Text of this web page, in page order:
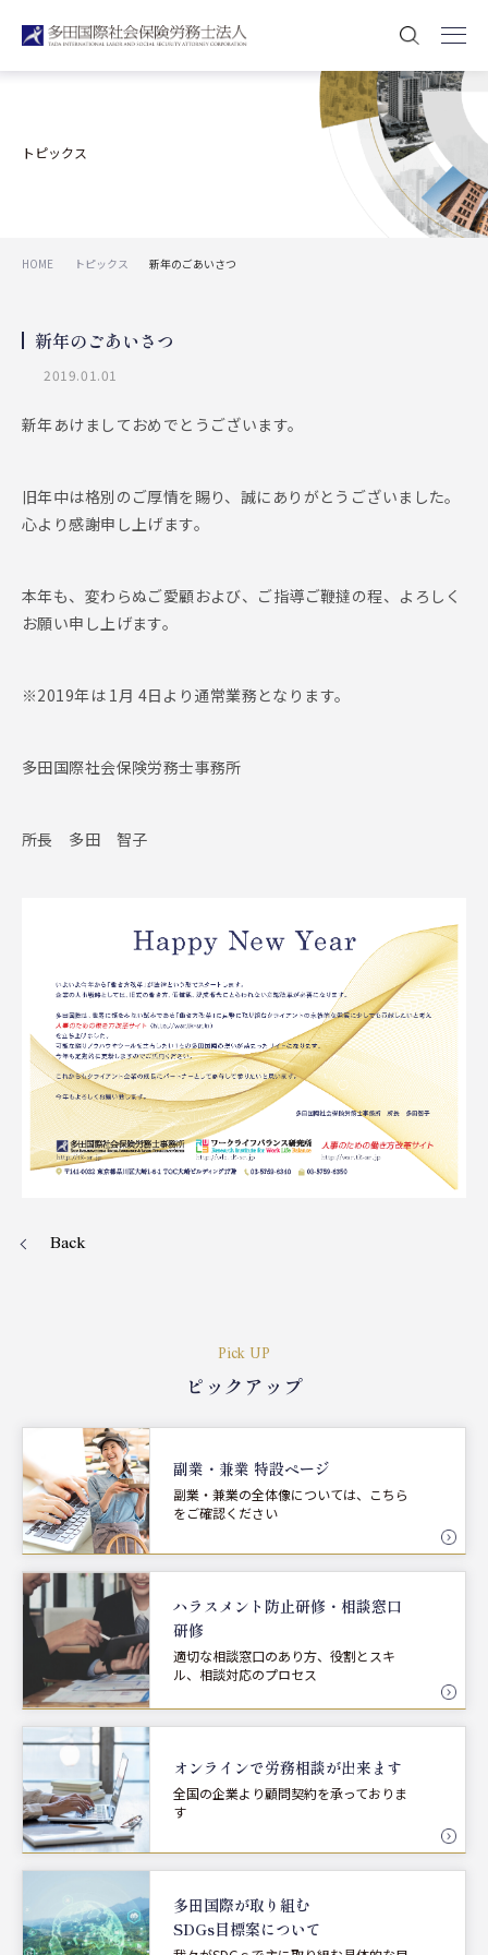
トピックス
HOME トピックス 新年のごあいさつ
新年のごあいさつ
2019.01.01
新年あけましておめでとうございます。
旧年中は格別のご厚情を賜り、誠にありがとうございました。
心より感謝申し上げます。
本年も、変わらぬご愛顧および、ご指導ご鞭撻の程、よろしく
お願い申し上げます。
※2019年は 1月 4日より通常業務となります。
多田国際社会保険労務士事務所
所長 多田 智子
Back
Pick UP
ピックアップ
副業・兼業 特設ページ
副業・兼業の全体像については、こちら
をご確認ください
ハラスメント防止研修・ 相談窓口
研修
適切な相談窓口のあり方、役割とスキ
ル、相談対応のプロセス
オンラインで労務相談が出来ます
全国の企業より顧問契約を承っておりま
す
多田国際が取り組む
SDGs目標案について